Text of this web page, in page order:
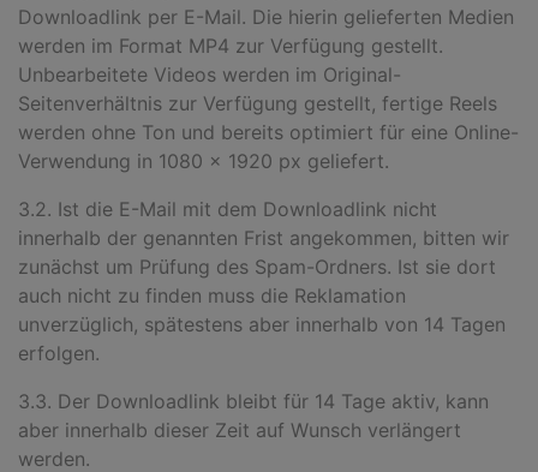
Downloadlink per E-Mail. Die hierin gelieferten Medien
werden im Format MP4 zur Verfügung gestellt.
Unbearbeitete Videos werden im Original-
Seitenverhältnis zur Verfügung gestellt, fertige Reels
werden ohne Ton und bereits optimiert für eine Online-
Verwendung in 1080 x 1920 px geliefert.
3.2. Ist die E-Mail mit dem Downloadlink nicht
innerhalb der genannten Frist angekommen, bitten wir
zunächst um Prüfung des Spam-Ordners. Ist sie dort
auch nicht zu finden muss die Reklamation
unverzüglich, spätestens aber innerhalb von 14 Tagen
erfolgen.
3.3. Der Downloadlink bleibt für 14 Tage aktiv, kann
aber innerhalb dieser Zeit auf Wunsch verlängert
werden.